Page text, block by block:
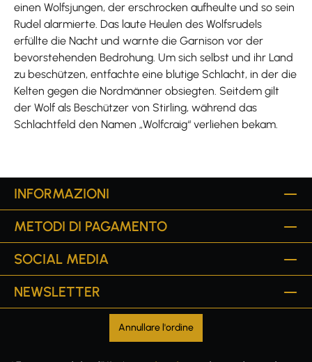
einen Wolfsjungen, der erschrocken aufheulte und so sein
Rudel alarmierte. Das laute Heulen des Wolfsrudels
erfüllte die Nacht und warnte die Garnison vor der
bevorstehenden Bedrohung. Um sich selbst und ihr Land
zu beschützen, entfachte eine blutige Schlacht, in der die
Kelten gegen die Nordmänner obsiegten. Seitdem gilt
der Wolf als Beschützer von Stirling, während das
Schlachtfeld den Namen „Wolfcraig“ verliehen bekam.
INFORMAZIONI
METODI DI PAGAMENTO
SOCIAL MEDIA
NEWSLETTER
Annullare l'ordine